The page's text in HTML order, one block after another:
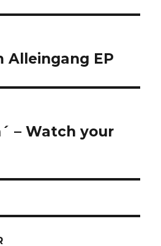
Alleingang EP
– Watch your